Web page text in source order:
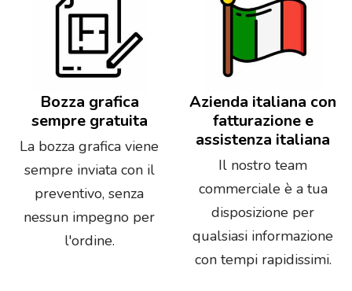
Bozza grafica
sempre gratuita
La bozza grafica viene
sempre inviata con il
preventivo, senza
nessun impegno per
l'ordine.
Azienda italiana con
fatturazione e
assistenza italiana
Il nostro team
commerciale è a tua
disposizione per
qualsiasi informazione
con tempi rapidissimi.